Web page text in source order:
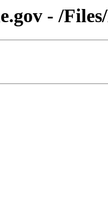
- /